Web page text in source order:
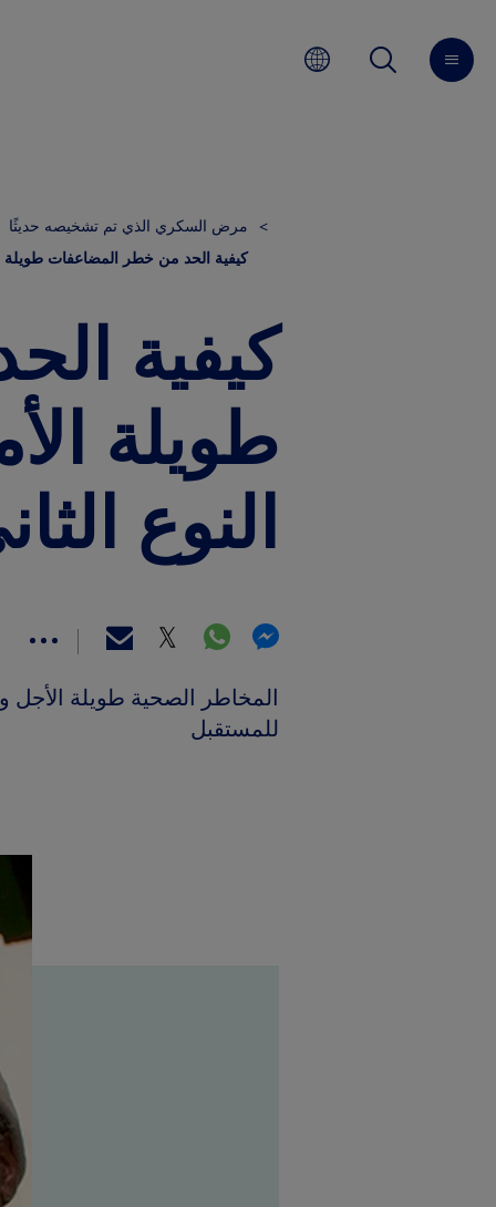
مرض السكري الذي تم تشخيصه حديثًا
كيفية الحد من خطر المضاعفات
كيفية
طويلة
النوع
المخاطر الصحية طويلة
للمستقبل